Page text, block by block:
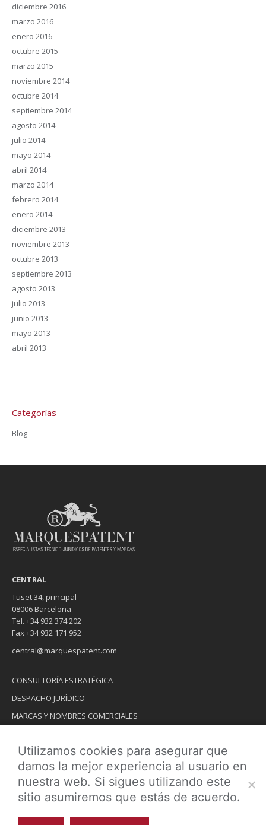
diciembre 2016
marzo 2016
enero 2016
octubre 2015
marzo 2015
noviembre 2014
octubre 2014
septiembre 2014
agosto 2014
julio 2014
mayo 2014
abril 2014
marzo 2014
febrero 2014
enero 2014
diciembre 2013
noviembre 2013
octubre 2013
septiembre 2013
agosto 2013
julio 2013
junio 2013
mayo 2013
abril 2013
Categorías
Blog
CENTRAL
Tuset 34, principal
08006 Barcelona
Tel. +34 932 374 202
Fax +34 932 171 952
central@marquespatent.com
CONSULTORÍA ESTRATÉGICA
DESPACHO JURÍDICO
MARCAS Y NOMBRES COMERCIALES
DISEÑOS INDUSTRIALES
DOMINIOS DE INTERNET
Utilizamos cookies para asegurar que
damos la mejor experiencia al usuario en
nuestra web. Si sigues utilizando este
sitio asumiremos que estás de acuerdo.